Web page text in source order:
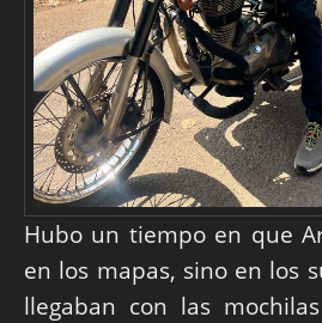
Hubo un tiempo en que
en los mapas, sino en los
llegaban con las